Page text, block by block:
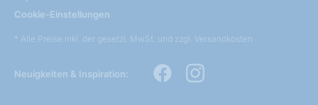
Cookie-Einstellungen
* Alle Preise inkl. der gesetzl. MwSt. und zzgl. Versandkosten
Neuigkeiten & Inspiration: